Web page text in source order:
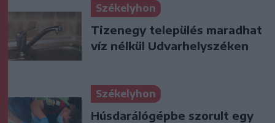
Székelyhon
Tizenegy település maradhat
víz nélkül Udvarhelyszéken
Székelyhon
Húsdarálógépbe szorult egy